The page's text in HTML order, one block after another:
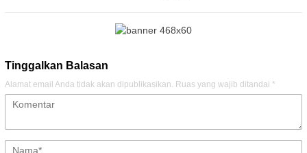
Tinggalkan Balasan
Alamat email Anda tidak akan dipublikasikan. Ruas yang wajib ditandai *